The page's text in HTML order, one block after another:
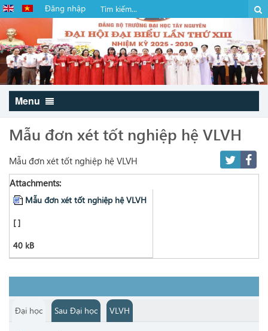
Đăng nhập
Menu
Mẫu đơn xét tốt nghiệp hệ VLVH
Mẫu đơn xét tốt nghiệp hệ VLVH
Attachments:
Mẫu đơn xét tốt nghiệp hệ VLVH
[ ]
40 kB
Đại học Sau Đại học VLVH